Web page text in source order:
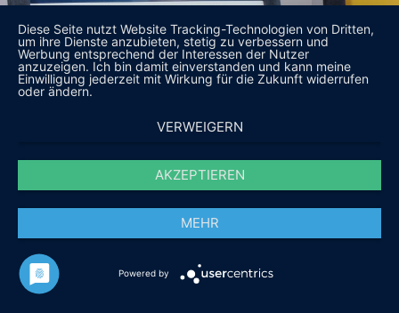
Diese Seite nutzt Website Tracking-Technologien von Dritten,
um ihre Dienste anzubieten, stetig zu verbessern und
Werbung entsprechend der Interessen der Nutzer
anzuzeigen. Ich bin damit einverstanden und kann meine
Einwilligung jederzeit mit Wirkung für die Zukunft widerrufen
oder ändern.
VERWEIGERN
AKZEPTIEREN
MEHR
Powered by